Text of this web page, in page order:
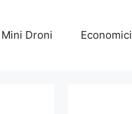
Mini Droni Economici